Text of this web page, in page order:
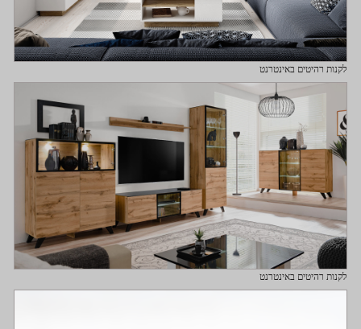
לקנות רהיטים באינטרנט
לקנות רהיטים באינטרנט